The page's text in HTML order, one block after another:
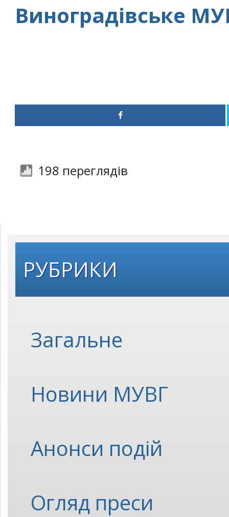
Виноградівське
198 переглядів
РУБРИКИ
Загальне
Новини МУВГ
Анонси подій
Огляд преси